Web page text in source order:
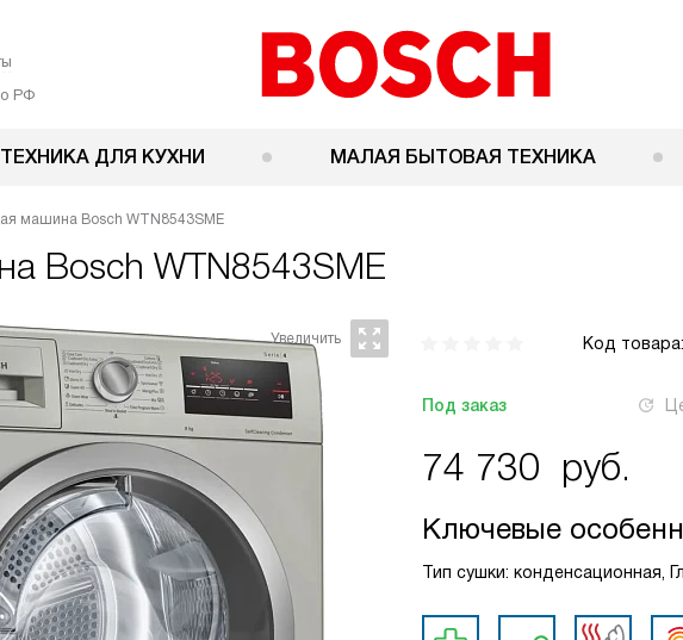
РФ
ТЕХНИКА ДЛЯ КУХНИ МАЛАЯ БЫТОВАЯ ТЕХНИКА
машина Bosch WTN8543SME
Bosch WTN8543SME
Код товара:
Под заказ
74 730 руб.
Ключевые
Тип сушки: конденсационная,